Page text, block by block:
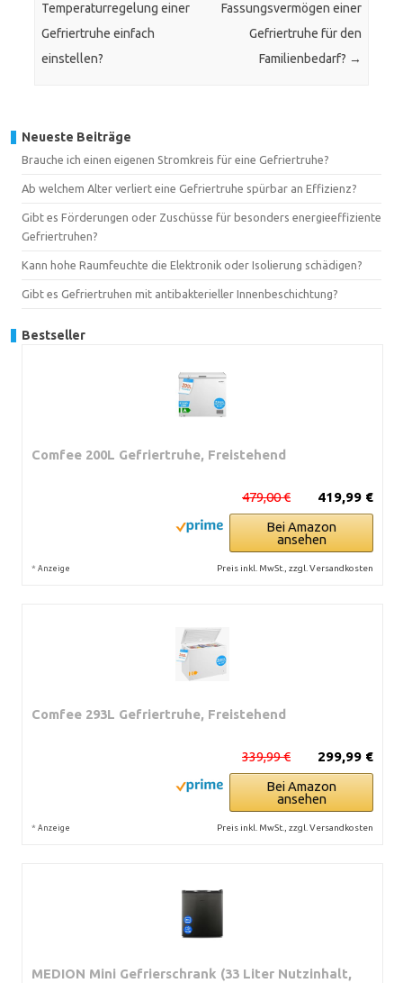
Temperaturregelung einer
Gefriertruhe einfach
einstellen?
Fassungsvermögen einer
Gefriertruhe für den
Familienbedarf? →
Neueste Beiträge
Brauche ich einen eigenen Stromkreis für eine Gefriertruhe?
Ab welchem Alter verliert eine Gefriertruhe spürbar an Effizienz?
Gibt es Förderungen oder Zuschüsse für besonders energieeffiziente
Gefriertruhen?
Kann hohe Raumfeuchte die Elektronik oder Isolierung schädigen?
Gibt es Gefriertruhen mit antibakterieller Innenbeschichtung?
Bestseller
Comfee 200L Gefriertruhe, Freistehend
419,99 €
479,00 €
Bei Amazon
ansehen
* Anzeige Preis inkl. MwSt., zzgl. Versandkosten
Comfee 293L Gefriertruhe, Freistehend
299,99 €
339,99 €
Bei Amazon
ansehen
* Anzeige Preis inkl. MwSt., zzgl. Versandkosten
MEDION Mini Gefrierschrank (33 Liter Nutzinhalt,